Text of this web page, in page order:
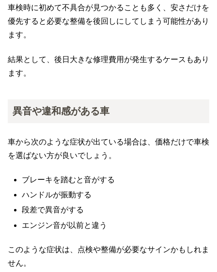
車検時に初めて不具合が見つかることも多く、安さだけを
優先すると必要な整備を後回しにしてしまう可能性があり
ます。
結果として、後日大きな修理費用が発生するケースもあり
ます。
異音や違和感がある車
車から次のような症状が出ている場合は、価格だけで車検
を選ばない方が良いでしょう。
ブレーキを踏むと音がする
ハンドルが振動する
段差で異音がする
エンジン音が以前と違う
このような症状は、点検や整備が必要なサインかもしれま
せん。